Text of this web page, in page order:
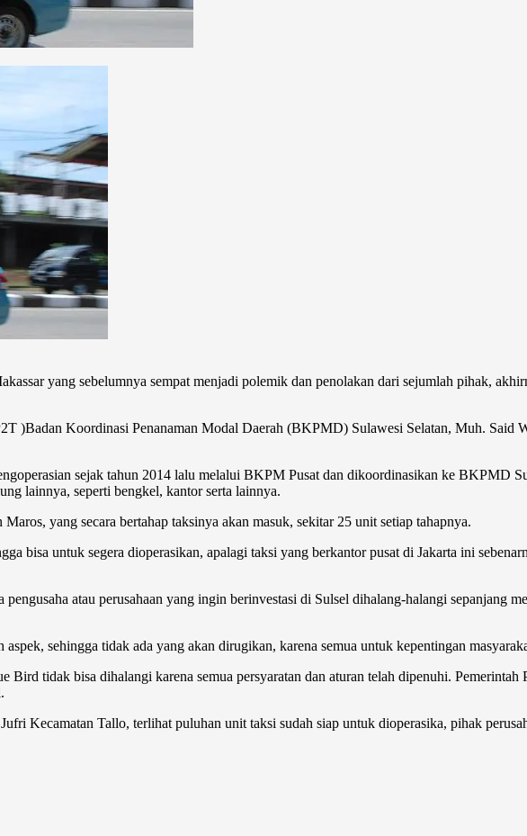
yang sebelumnya sempat menjadi polemik dan penolakan dari sejumlah pihak,
)Badan Koordinasi Penanaman Modal Daerah (BKPMD) Sulawesi Selatan, Muh. Said
sejak tahun 2014 lalu melalui BKPM Pusat dan dikoordinasikan ke BKPMD
lainnya, seperti bengkel, kantor serta lainnya.
yang secara bertahap taksinya akan masuk, sekitar 25 unit setiap tahapnya.
bisa untuk segera dioperasikan, apalagi taksi yang berkantor pusat di Jakarta ini
atau perusahaan yang ingin berinvestasi di Sulsel dihalang-halangi sepanjang
sehingga tidak ada yang akan dirugikan, karena semua untuk kepentingan
tidak bisa dihalangi karena semua persyaratan dan aturan telah dipenuhi. Pemerintah
Kecamatan Tallo, terlihat puluhan unit taksi sudah siap untuk dioperasika, pihak